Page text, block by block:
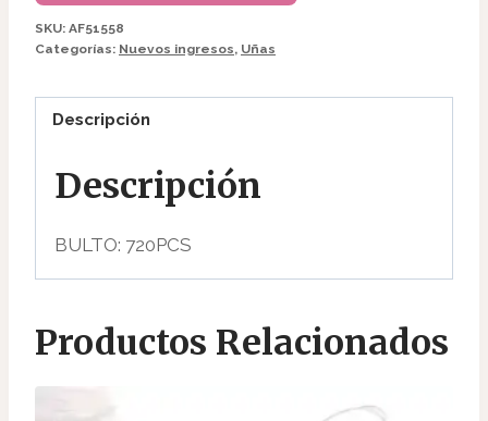
DE
GATO
cantidad
SKU: AF51558
Categorías: Nuevos ingresos, Uñas
Descripción
Descripción
BULTO: 720PCS
Productos Relacionados